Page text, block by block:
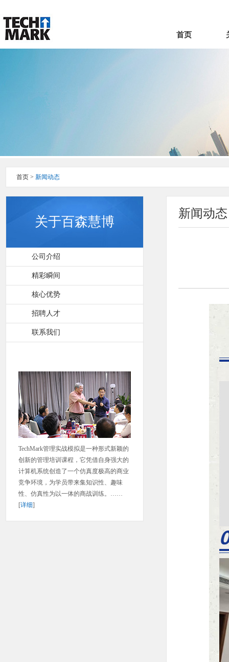
首页
首页 > 新闻动态
关于百森慧博
公司介绍
精彩瞬间
核心优势
招聘人才
联系我们
TechMark管理实战模拟是一种形式新颖的
创新的管理培训课程，它凭借自身强大的
计算机系统创造了一个仿真度极高的商业
竞争环境，为学员带来集知识性、趣味
性、仿真性为以一体的商战训练。……
[详细]
新闻动态